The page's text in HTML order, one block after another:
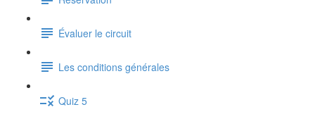
Évaluer le circuit
Les conditions générales
Quiz 5